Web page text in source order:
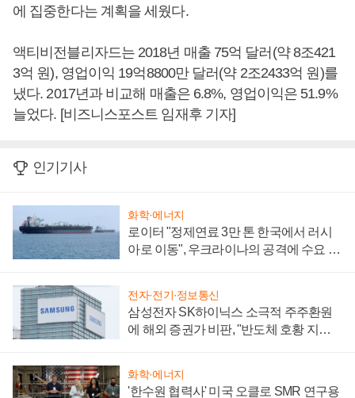
에 집중한다는 계획을 세웠다.
액티비전블리자드는 2018년 매출 75억 달러(약 8조421
3억 원), 영업이익 19억8800만 달러(약 2조2433억 원)를
냈다. 2017년과 비교해 매출은 6.8%, 영업이익은 51.9%
늘었다. [비즈니스포스트 임재후 기자]
인기기사
화학·에너지
로이터 "정제연료 3만 톤 한국에서 러시
아로 이동", 우크라이나의 공격에 수요 늘
전자·전기·정보통신
삼성전자 SK하이닉스 소극적 주주환원
에 해외 증권가 비판, "반도체 호황 지속
화학·에너지
'한수원 협력사' 미국 오클로 SMR 연구용